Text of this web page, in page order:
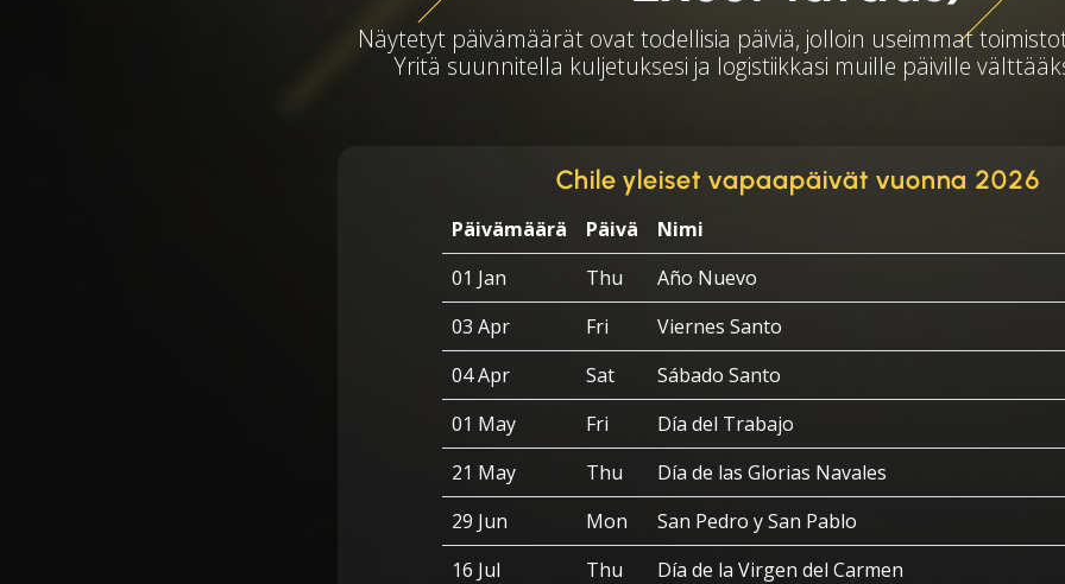
Näytetyt päivämäärät ovat todellisia päiviä, jolloin useimmat
Yritä suunnitella kuljetuksesi ja logistiikkasi muille päiville
Chile yleiset vapaapäivät vuonna 2026
Päivämäärä Päivä
Nimi
01 Jan
Thu
Año Nuevo
03 Apr
Fri
Viernes Santo
04 Apr
Sat
Sábado Santo
01 May
Fri
Día del Trabajo
21 May
Thu
Día de las Glorias Navales
29 Jun
Mon
San Pedro y San Pablo
16 Jul
Thu
Día de la Virgen del Carmen